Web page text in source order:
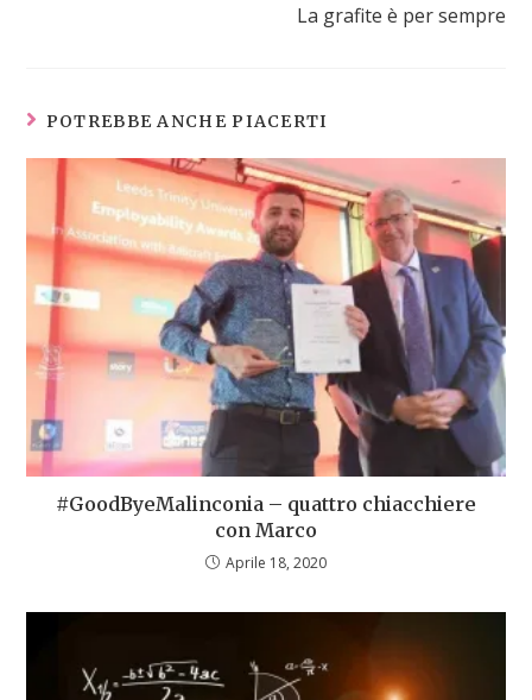
La grafite è per sempre
POTREBBE ANCHE PIACERTI
#GoodByeMalinconia – quattro chiacchiere
con Marco
Aprile 18, 2020